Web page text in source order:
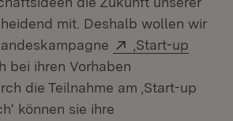
mit. Deshalb wollen wir
Extern:
‚Start-up
Fenster)
bei ihren Vorhaben
die Teilnahme am ‚Start-up
können sie ihre